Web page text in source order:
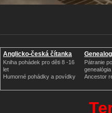
Anglicko-česká čítanka
Kniha pohádek pro děti 8 -16
let
Humorné pohádky a povídky
Pátranie
genealógia
Ancestor